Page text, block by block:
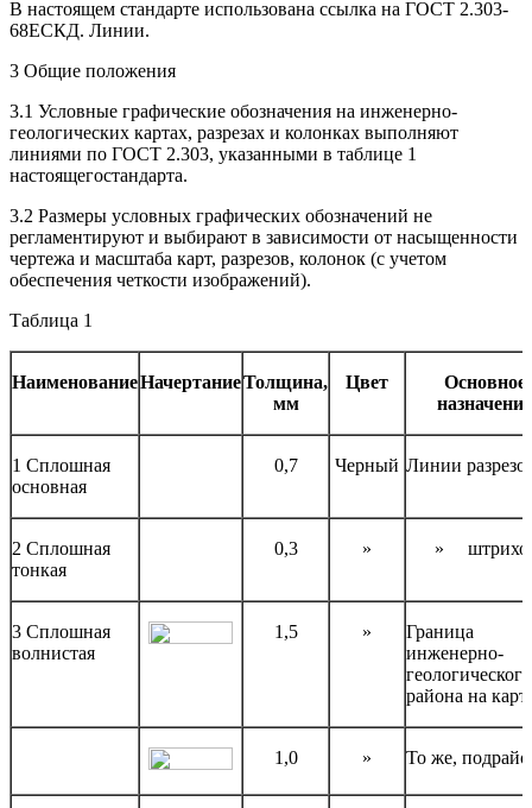
В настоящем стандарте использована ссылка на ГОСТ 2.303-
68ЕСКД. Линии.
3 Общие положения
3.1 Условные графические обозначения на инженерно-
геологических картах, разрезах и колонках выполняют
линиями по ГОСТ 2.303, указанными в таблице 1
настоящегостандарта.
3.2 Размеры условных графических обозначений не
регламентируют и выбирают в зависимости от насыщенности
чертежа и масштаба карт, разрезов, колонок (с учетом
обеспечения четкости изображений).
Таблица 1
НаименованиеНачертаниеТолщина,
мм
Цвет
Основное
назначение
1 Сплошная
основная
0,7 Черный Линии
2 Сплошная
тонкая
0,3 » »
3 Сплошная
волнистая
1,5 »
Граница
инженерно-
геологического
района на
1,0 » То же,